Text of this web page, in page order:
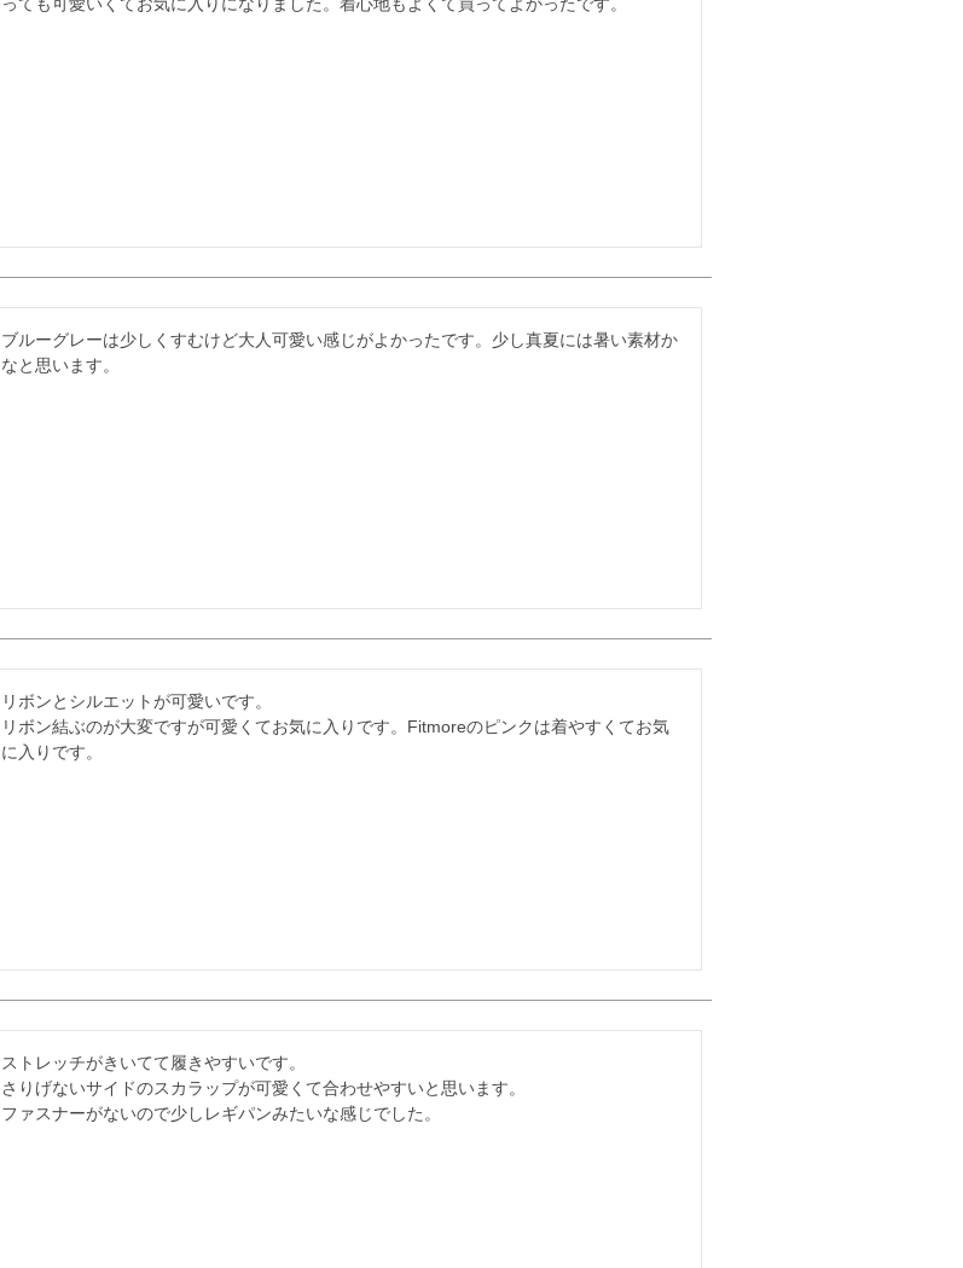
ブルーグレーは少しくすむけど大人可愛い感じがよかったです。少し真夏には暑い素材か
なと思います。
リボンとシルエットが可愛いです。
リボン結ぶのが大変ですが可愛くてお気に入りです。Fitmoreのピンクは着やすくてお気
に入りです。
ストレッチがきいてて履きやすいです。
さりげないサイドのスカラップが可愛くて合わせやすいと思います。
ファスナーがないので少しレギパンみたいな感じでした。